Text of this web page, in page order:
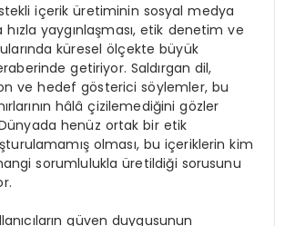
içerik üretiminin sosyal medya
yaygınlaşması, etik denetim ve
küresel ölçekte büyük
getiriyor. Saldırgan dil,
ve hedef gösterici söylemler, bu
hâlâ çizilemediğini gözler
henüz ortak bir etik
olması, bu içeriklerin kim
sorumlulukla üretildiği sorusunu
güven duygusunun